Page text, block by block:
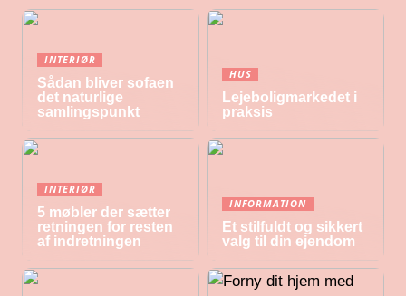
INTERIØR
Sådan bliver sofaen
det naturlige
samlingspunkt
HUS
Lejeboligmarkedet i
praksis
INTERIØR
5 møbler der sætter
retningen for resten
af indretningen
INFORMATION
Et stilfuldt og sikkert
valg til din ejendom